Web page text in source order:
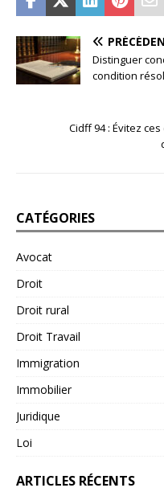
Distinguer
condition
Cidff 94 : Évitez
CATÉGORIES
Avocat
Droit
Droit rural
Droit Travail
Immigration
Immobilier
Juridique
Loi
ARTICLES RÉCENTS